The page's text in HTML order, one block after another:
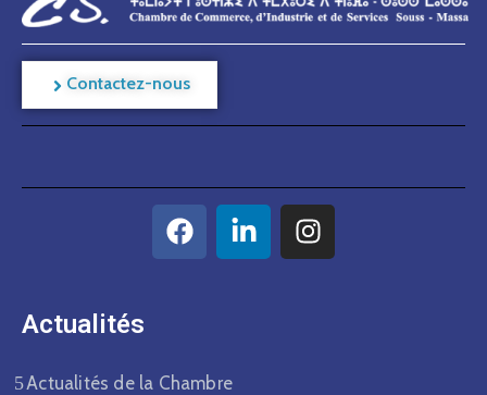
Contactez-nous
Actualités​
Actualités de la Chambre